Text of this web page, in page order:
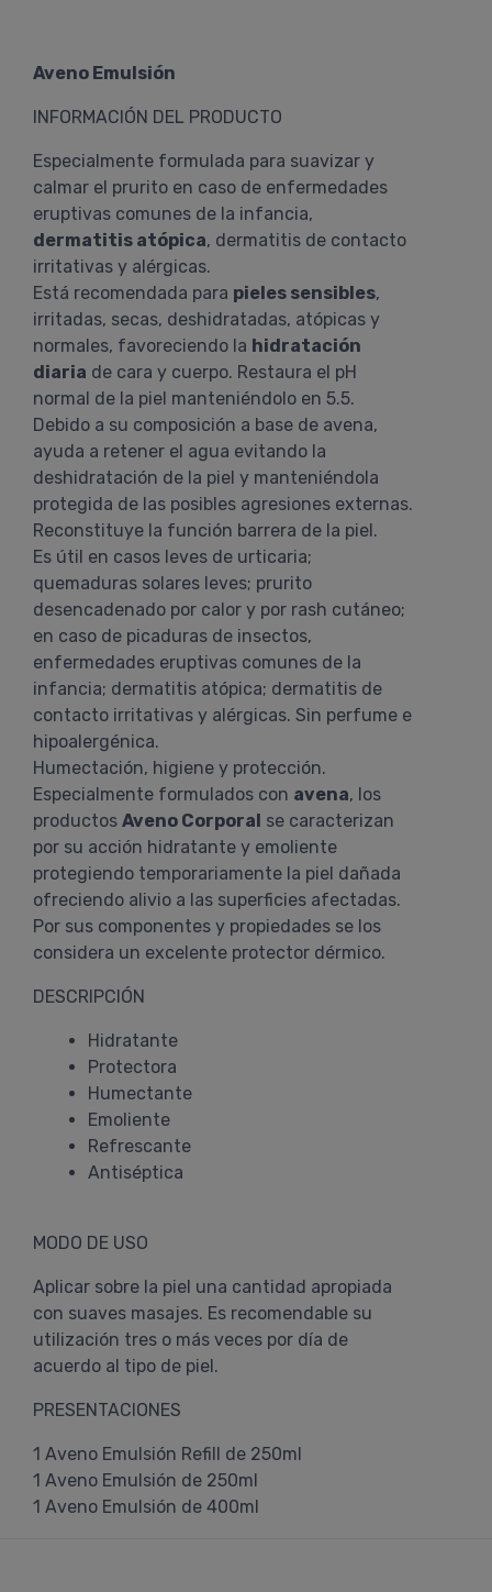
Aveno Emulsión
INFORMACIÓN DEL PRODUCTO
Especialmente formulada para suavizar y
calmar el prurito en caso de enfermedades
eruptivas comunes de la infancia,
dermatitis atópica, dermatitis de contacto
irritativas y alérgicas.
Está recomendada para pieles sensibles,
irritadas, secas, deshidratadas, atópicas y
normales, favoreciendo la hidratación
diaria de cara y cuerpo. Restaura el pH
normal de la piel manteniéndolo en 5.5.
Debido a su composición a base de avena,
ayuda a retener el agua evitando la
deshidratación de la piel y manteniéndola
protegida de las posibles agresiones externas.
Reconstituye la función barrera de la piel.
Es útil en casos leves de urticaria;
quemaduras solares leves; prurito
desencadenado por calor y por rash cutáneo;
en caso de picaduras de insectos,
enfermedades eruptivas comunes de la
infancia; dermatitis atópica; dermatitis de
contacto irritativas y alérgicas. Sin perfume e
hipoalergénica.
Humectación, higiene y protección.
Especialmente formulados con avena, los
productos Aveno Corporal se caracterizan
por su acción hidratante y emoliente
protegiendo temporariamente la piel dañada
ofreciendo alivio a las superficies afectadas.
Por sus componentes y propiedades se los
considera un excelente protector dérmico.
DESCRIPCIÓN
Hidratante
Protectora
Humectante
Emoliente
Refrescante
Antiséptica
MODO DE USO
Aplicar sobre la piel una cantidad apropiada
con suaves masajes. Es recomendable su
utilización tres o más veces por día de
acuerdo al tipo de piel.
PRESENTACIONES
1 Aveno Emulsión Refill de 250ml
1 Aveno Emulsión de 250ml
1 Aveno Emulsión de 400ml